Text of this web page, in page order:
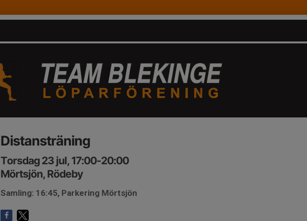
Distansträning
Torsdag 23 jul, 17:00-20:00
Mörtsjön, Rödeby
Samling: 16:45, Parkering Mörtsjön